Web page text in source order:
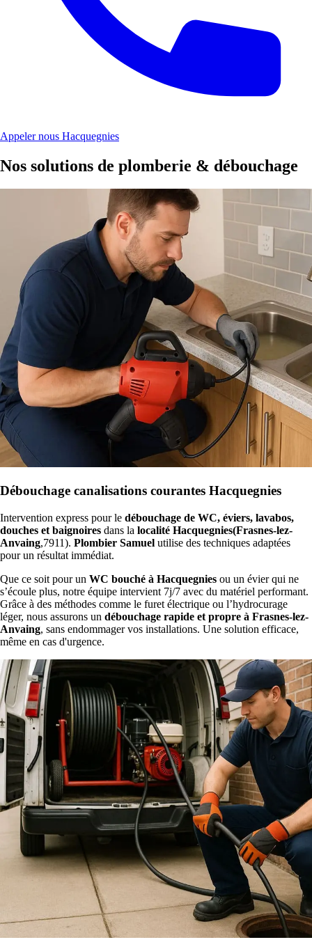
Appeler nous Hacquegnies
Nos solutions de plomberie & débouchage
Débouchage canalisations courantes Hacquegnies
Intervention express pour le débouchage de WC, éviers, lavabos,
douches et baignoires dans la localité Hacquegnies(Frasnes-lez-
Anvaing,7911). Plombier Samuel utilise des techniques adaptées
pour un résultat immédiat.
Que ce soit pour un WC bouché à Hacquegnies ou un évier qui ne
s’écoule plus, notre équipe intervient 7j/7 avec du matériel performant.
Grâce à des méthodes comme le furet électrique ou l’hydrocurage
léger, nous assurons un débouchage rapide et propre à Frasnes-lez-
Anvaing, sans endommager vos installations. Une solution efficace,
même en cas d'urgence.